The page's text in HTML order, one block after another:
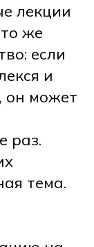
лекции
же
если
и
он может
раз.
тема.